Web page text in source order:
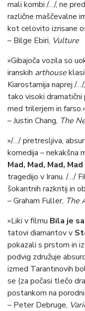
mali kombi /…/, ne
različne maščevalne
kot celovito izrisane
– Bilge Ebiri, Vulture
»Gibajoča vozila so
iranskih arthouse
Kiarostamija naprej /
tako visoki
med trilerjem in
– Justin Chang, The
»/…/ pretresljiva,
komedija – nekakšna
Mad, Mad, Mad,
tragedijo v Iranu. /…/
šokantnih razkritij in
– Graham Fuller, The
»Liki v filmu Bila je
tatovi diamantov v
pokazali s prstom in
podvig združuje
izmed Tarantinovih
se (za počasi tlečo
postankom na
– Peter Debruge,